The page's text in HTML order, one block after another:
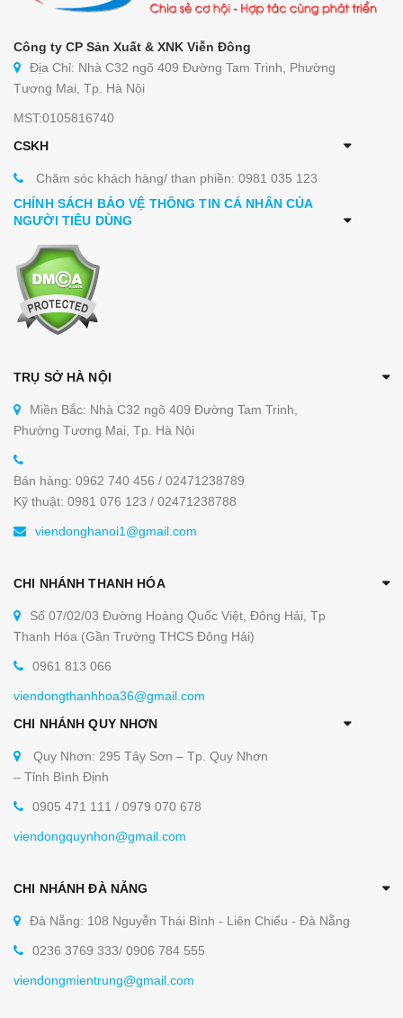
Công ty CP Sản Xuất & XNK Viễn Đông
Địa Chỉ: Nhà C32 ngõ 409 Đường Tam Trinh, Phường
Tương Mai, Tp. Hà Nội
MST:0105816740
CSKH
Chăm sóc khách hàng/ than phiền: 0981 035 123
CHÍNH SÁCH BẢO VỆ THÔNG TIN CÁ NHÂN CỦA
NGƯỜI TIÊU DÙNG
TRỤ SỞ HÀ NỘI
Miền Bắc: Nhà C32 ngõ 409 Đường Tam Trinh,
Phường Tương Mai, Tp. Hà Nội
Bán hàng: 0962 740 456 / 02471238789
Kỹ thuật: 0981 076 123 / 02471238788
viendonghanoi1@gmail.com
CHI NHÁNH THANH HÓA
Số 07/02/03 Đường Hoàng Quốc Việt, Đông Hải, Tp
Thanh Hóa (Gần Trường THCS Đông Hải)
0961 813 066
viendongthanhhoa36@gmail.com
CHI NHÁNH QUY NHƠN
Quy Nhơn: 295 Tây Sơn – Tp. Quy Nhơn
– Tỉnh Bình Định
0905 471 111 / 0979 070 678
viendongquynhon@gmail.com
CHI NHÁNH ĐÀ NẴNG
Đà Nẵng: 108 Nguyễn Thái Bình - Liên Chiểu - Đà Nẵng
0236 3769 333/ 0906 784 555
viendongmientrung@gmail.com